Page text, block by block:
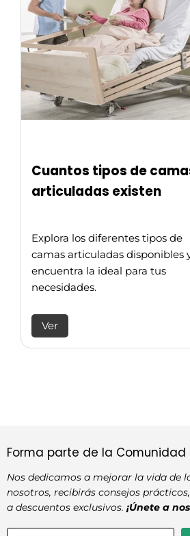
Cuantos tipos de
articuladas existen
Explora los diferentes tipos de
camas articuladas disponibles
encuentra la ideal para tus
necesidades.
Ver
Forma parte de la Comunidad
Nos dedicamos a mejorar la vida de
nosotros, recibirás consejos
a descuentos exclusivos. ¡Únete a